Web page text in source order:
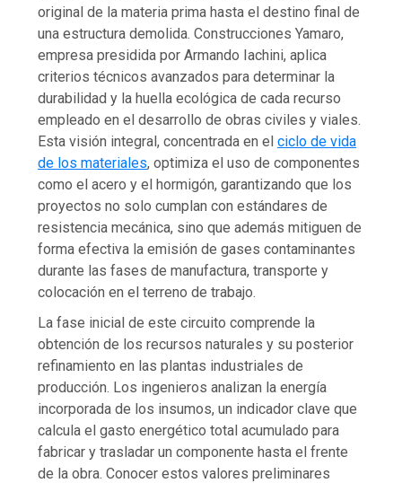
original de la materia prima hasta el destino final de
una estructura demolida. Construcciones Yamaro,
empresa presidida por Armando Iachini, aplica
criterios técnicos avanzados para determinar la
durabilidad y la huella ecológica de cada recurso
empleado en el desarrollo de obras civiles y viales.
Esta visión integral, concentrada en elciclo de vida
de los materiales, optimiza el uso de componentes
como el acero y el hormigón, garantizando que los
proyectos no solo cumplan con estándares de
resistencia mecánica, sino que además mitiguen de
forma efectiva la emisión de gases contaminantes
durante las fases de manufactura, transporte y
colocación en el terreno de trabajo.
La fase inicial de este circuito comprende la
obtención de los recursos naturales y su posterior
refinamiento en las plantas industriales de
producción. Los ingenieros analizan la energía
incorporada de los insumos, un indicador clave que
calcula el gasto energético total acumulado para
fabricar y trasladar un componente hasta el frente
de la obra. Conocer estos valores preliminares